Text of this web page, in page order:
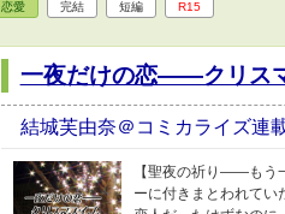
恋愛 完結 短編 R15
一夜だけの恋――クリス
結城芙由奈＠コミカライズ連
【聖夜の祈り――もう
ーに付きまとわれてい